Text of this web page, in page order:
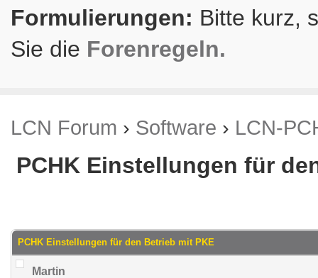
Formulierungen: Bitte kurz,
Sie die Forenregeln.
LCN Forum › Software › LCN-
PCHK Einstellungen für
PCHK Einstellungen für den Betrieb mit PKE
Martin